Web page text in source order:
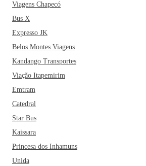
Viagens Chapecó
Bus X
Expresso JK
Belos Montes Viagens
Kandango Transportes
Viação Itapemirim
Emtram
Catedral
Star Bus
Kaissara
Princesa dos Inhamuns
Unida